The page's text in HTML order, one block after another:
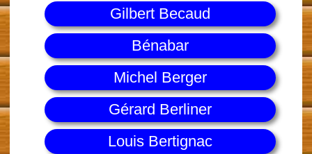
Gilbert Becaud
Bénabar
Michel Berger
Gérard Berliner
Louis Bertignac